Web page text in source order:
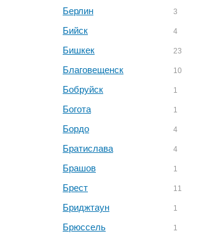
Берлин 3
Бийск 4
Бишкек 23
Благовещенск 10
Бобруйск 1
Богота 1
Бордо 4
Братислава 4
Брашов 1
Брест 11
Бриджтаун 1
Брюссель 1